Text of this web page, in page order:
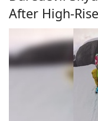
After High-